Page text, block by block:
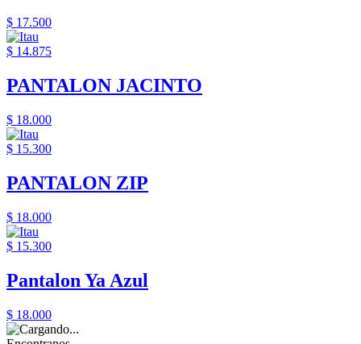
$ 17.500
$ 14.875
PANTALON JACINTO
$ 18.000
$ 15.300
PANTALON ZIP
$ 18.000
$ 15.300
Pantalon Ya Azul
$ 18.000